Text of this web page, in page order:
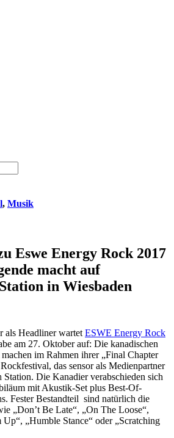
, Musik
Eswe Energy Rock 2017
macht auf
in Wiesbaden
als Headliner wartet ESWE Energy Rock
am 27. Oktober auf: Die kanadischen
im Rahmen ihrer „Final Chapter
das sensor als Medienpartner
Station. Die Kanadier verabschieden sich
mit Akustik-Set plus Best-Of-
Fester Bestandteil sind natürlich die
„Don’t Be Late“, „On The Loose“,
„Humble Stance“ oder „Scratching